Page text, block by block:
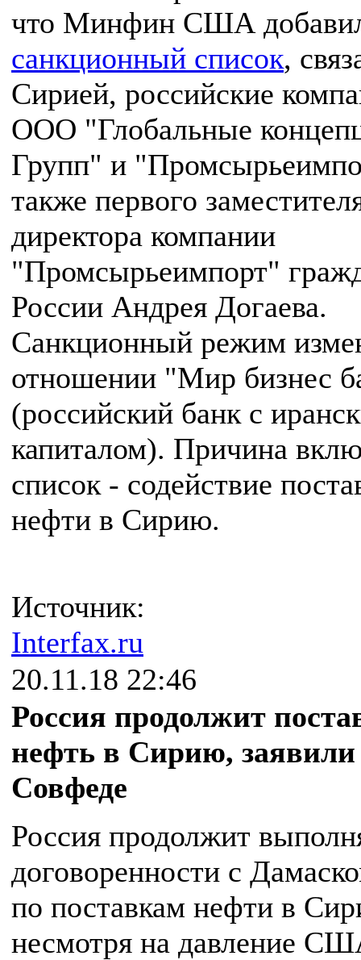
что Минфин США
санкционный список,
Сирией, российские
ООО "Глобальные
Групп" и
также первого
директора компании
"Промсырьеимпорт"
России Андрея Догаева.
Санкционный режим
отношении "Мир бизнес
(российский банк с
капиталом). Причина
список - содействие
нефти в Сирию.
Источник:
Interfax.ru
20.11.18 22:46
Россия продолжит
нефть в Сирию,
Совфеде
Россия продолжит
договоренности с
по поставкам нефти в
несмотря на давление